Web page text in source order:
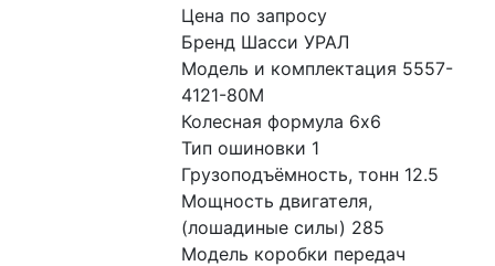
Цена по запросу
Бренд Шасси УРАЛ
Модель и комплектация 5557-
4121-80М
Колесная формула 6x6
Тип ошиновки 1
Грузоподъёмность, тонн 12.5
Мощность двигателя,
(лошадиные силы) 285
Модель коробки передач